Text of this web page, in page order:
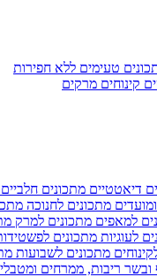
טעימים ללא חפירות
קינוחיםמרקים
דיאטטייםמתכונים חלביים
מתכונים לחנוכה
למאפיםמתכונים למרק
לעוגיותמתכונים
מתכונים לשבועות
ריבות, ממרחים